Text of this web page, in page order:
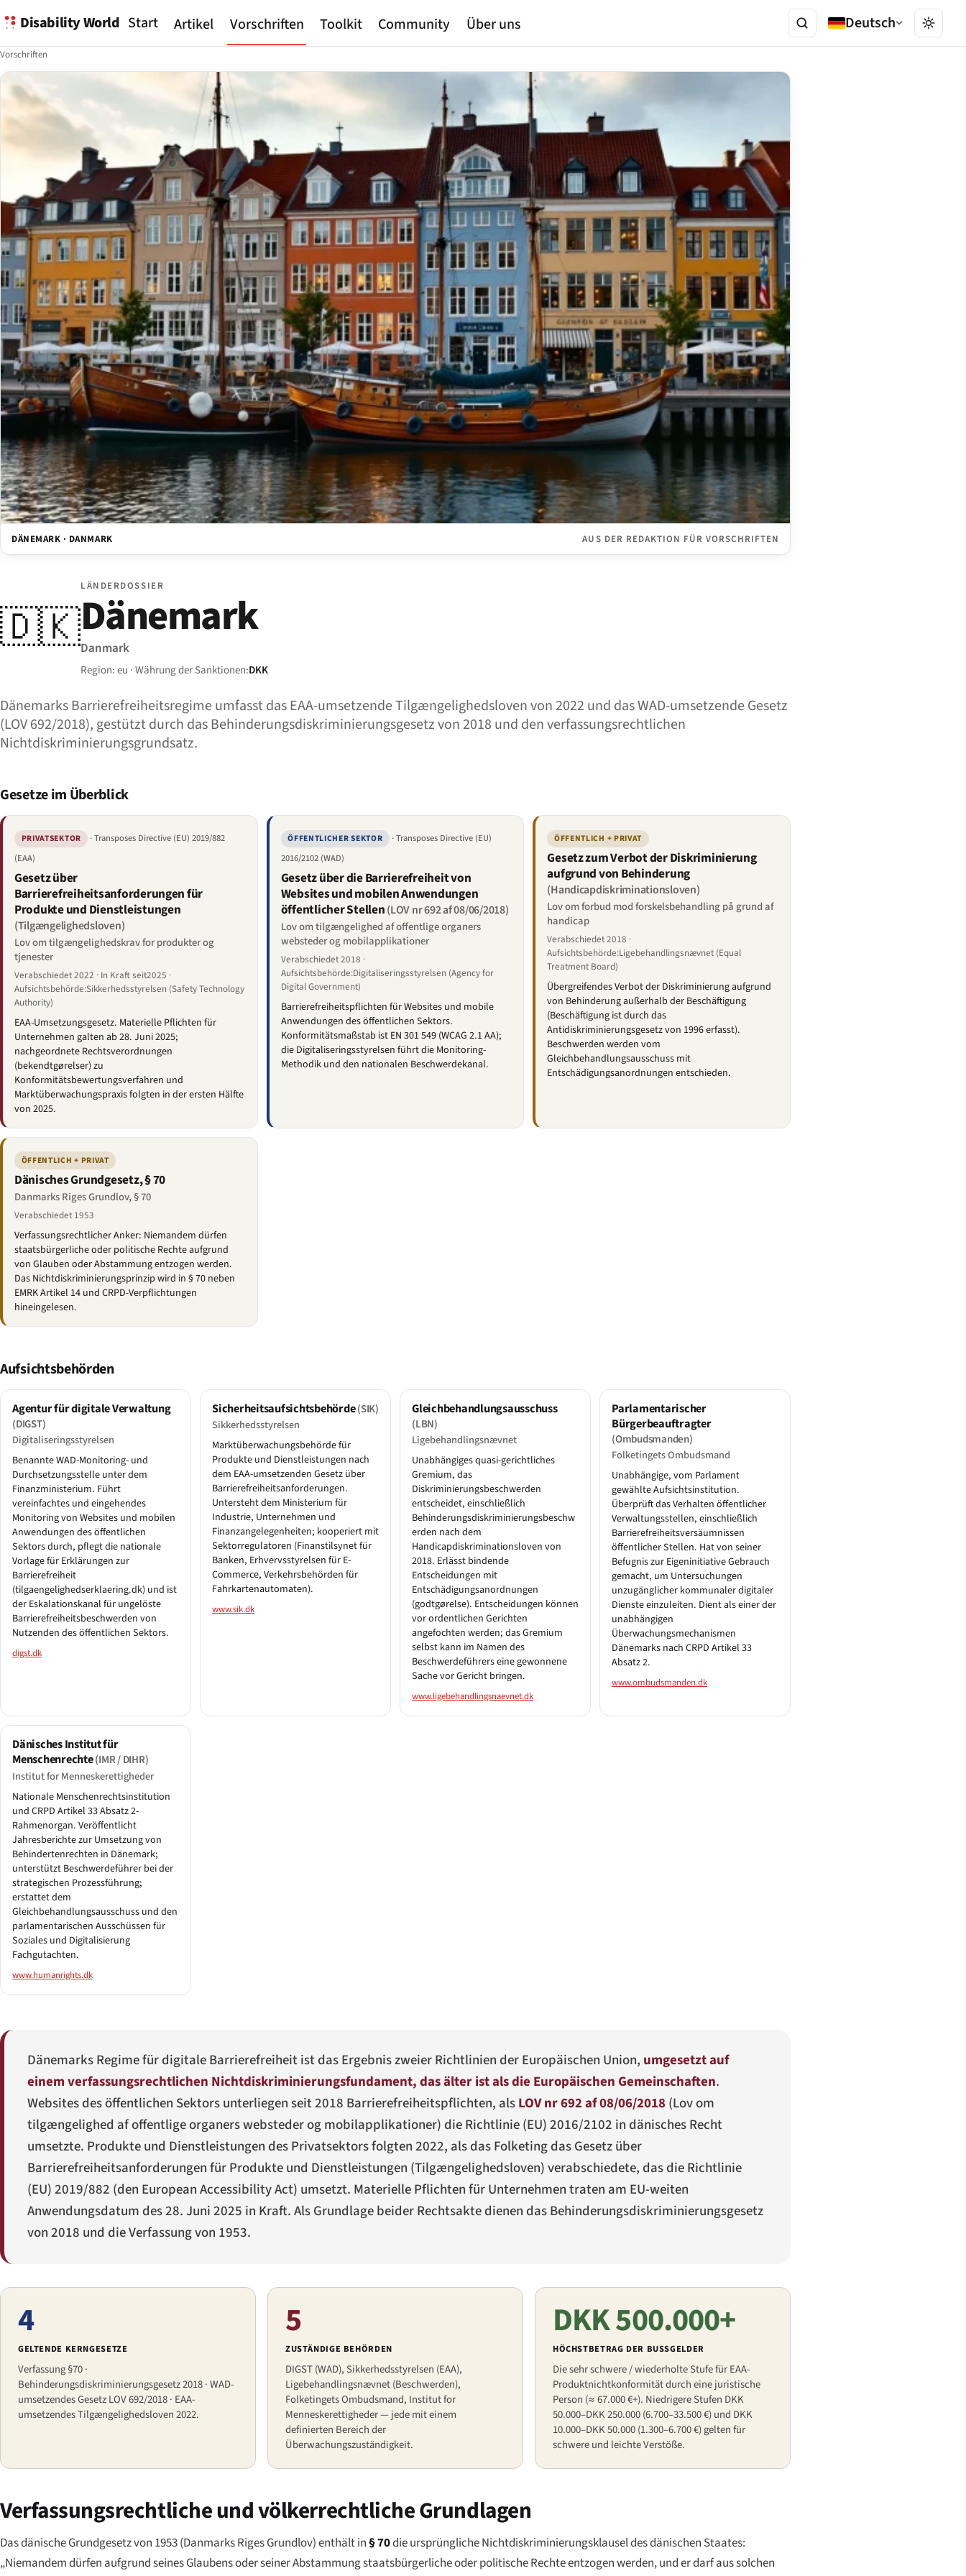
Disability World Start Artikel Vorschriften Toolkit Community Über uns Deutsch
Vorschriften
DÄNEMARK · DANMARK AUS DER REDAKTION FÜR VORSCHRIFTEN
🇩🇰
LÄNDERDOSSIER
Dänemark
Danmark
Region: eu · Währung der Sanktionen:DKK
Dänemarks Barrierefreiheitsregime umfasst das EAA-umsetzende Tilgængelighedsloven von 2022 und das WAD-umsetzende Gesetz
(LOV 692/2018), gestützt durch das Behinderungsdiskriminierungsgesetz von 2018 und den verfassungsrechtlichen
Nichtdiskriminierungsgrundsatz.
Gesetze im Überblick
PRIVATSEKTOR
· Transposes Directive (EU) 2019/882
(EAA)
Gesetz über
Barrierefreiheitsanforderungen für
Produkte und Dienstleistungen
(Tilgængelighedsloven)
Lov om tilgængelighedskrav for produkter og
tjenester
Verabschiedet 2022 · In Kraft seit2025 ·
Aufsichtsbehörde:Sikkerhedsstyrelsen (Safety Technology
Authority)
EAA-Umsetzungsgesetz. Materielle Pflichten für
Unternehmen galten ab 28. Juni 2025;
nachgeordnete Rechtsverordnungen
(bekendtgørelser) zu
Konformitätsbewertungsverfahren und
Marktüberwachungspraxis folgten in der ersten Hälfte
von 2025.
ÖFFENTLICHER SEKTOR
· Transposes Directive (EU)
2016/2102 (WAD)
Gesetz über die Barrierefreiheit von
Websites und mobilen Anwendungen
öffentlicher Stellen(LOV nr 692 af 08/06/2018)
Lov om tilgængelighed af offentlige organers
websteder og mobilapplikationer
Verabschiedet 2018 ·
Aufsichtsbehörde:Digitaliseringsstyrelsen (Agency for
Digital Government)
Barrierefreiheitspflichten für Websites und mobile
Anwendungen des öffentlichen Sektors.
Konformitätsmaßstab ist EN 301 549 (WCAG 2.1 AA);
die Digitaliseringsstyrelsen führt die Monitoring-
Methodik und den nationalen Beschwerdekanal.
ÖFFENTLICH + PRIVAT
Gesetz zum Verbot der Diskriminierung
aufgrund von Behinderung
(Handicapdiskriminationsloven)
Lov om forbud mod forskelsbehandling på grund af
handicap
Verabschiedet 2018 ·
Aufsichtsbehörde:Ligebehandlingsnævnet (Equal
Treatment Board)
Übergreifendes Verbot der Diskriminierung aufgrund
von Behinderung außerhalb der Beschäftigung
(Beschäftigung ist durch das
Antidiskriminierungsgesetz von 1996 erfasst).
Beschwerden werden vom
Gleichbehandlungsausschuss mit
Entschädigungsanordnungen entschieden.
ÖFFENTLICH + PRIVAT
Dänisches Grundgesetz, § 70
Danmarks Riges Grundlov, § 70
Verabschiedet 1953
Verfassungsrechtlicher Anker: Niemandem dürfen
staatsbürgerliche oder politische Rechte aufgrund
von Glauben oder Abstammung entzogen werden.
Das Nichtdiskriminierungsprinzip wird in § 70 neben
EMRK Artikel 14 und CRPD-Verpflichtungen
hineingelesen.
Aufsichtsbehörden
Agentur für digitale Verwaltung
(DIGST)
Digitaliseringsstyrelsen
Benannte WAD-Monitoring- und
Durchsetzungsstelle unter dem
Finanzministerium. Führt
vereinfachtes und eingehendes
Monitoring von Websites und mobilen
Anwendungen des öffentlichen
Sektors durch, pflegt die nationale
Vorlage für Erklärungen zur
Barrierefreiheit
(tilgaengelighedserklaering.dk) und ist
der Eskalationskanal für ungelöste
Barrierefreiheitsbeschwerden von
Nutzenden des öffentlichen Sektors.
digst.dk
Sicherheitsaufsichtsbehörde(SIK)
Sikkerhedsstyrelsen
Marktüberwachungsbehörde für
Produkte und Dienstleistungen nach
dem EAA-umsetzenden Gesetz über
Barrierefreiheitsanforderungen.
Untersteht dem Ministerium für
Industrie, Unternehmen und
Finanzangelegenheiten; kooperiert mit
Sektorregulatoren (Finanstilsynet für
Banken, Erhvervsstyrelsen für E-
Commerce, Verkehrsbehörden für
Fahrkartenautomaten).
www.sik.dk
Gleichbehandlungsausschuss
(LBN)
Ligebehandlingsnævnet
Unabhängiges quasi-gerichtliches
Gremium, das
Diskriminierungsbeschwerden
entscheidet, einschließlich
Behinderungsdiskriminierungsbeschw
erden nach dem
Handicapdiskriminationsloven von
2018. Erlässt bindende
Entscheidungen mit
Entschädigungsanordnungen
(godtgørelse). Entscheidungen können
vor ordentlichen Gerichten
angefochten werden; das Gremium
selbst kann im Namen des
Beschwerdeführers eine gewonnene
Sache vor Gericht bringen.
www.ligebehandlingsnaevnet.dk
Parlamentarischer
Bürgerbeauftragter
(Ombudsmanden)
Folketingets Ombudsmand
Unabhängige, vom Parlament
gewählte Aufsichtsinstitution.
Überprüft das Verhalten öffentlicher
Verwaltungsstellen, einschließlich
Barrierefreiheitsversäumnissen
öffentlicher Stellen. Hat von seiner
Befugnis zur Eigeninitiative Gebrauch
gemacht, um Untersuchungen
unzugänglicher kommunaler digitaler
Dienste einzuleiten. Dient als einer der
unabhängigen
Überwachungsmechanismen
Dänemarks nach CRPD Artikel 33
Absatz 2.
www.ombudsmanden.dk
Dänisches Institut für
Menschenrechte(IMR / DIHR)
Institut for Menneskerettigheder
Nationale Menschenrechtsinstitution
und CRPD Artikel 33 Absatz 2-
Rahmenorgan. Veröffentlicht
Jahresberichte zur Umsetzung von
Behindertenrechten in Dänemark;
unterstützt Beschwerdeführer bei der
strategischen Prozessführung;
erstattet dem
Gleichbehandlungsausschuss und den
parlamentarischen Ausschüssen für
Soziales und Digitalisierung
Fachgutachten.
www.humanrights.dk
Dänemarks Regime für digitale Barrierefreiheit ist das Ergebnis zweier Richtlinien der Europäischen Union, umgesetzt auf
einem verfassungsrechtlichen Nichtdiskriminierungsfundament, das älter ist als die Europäischen Gemeinschaften.
Websites des öffentlichen Sektors unterliegen seit 2018 Barrierefreiheitspflichten, alsLOV nr 692 af 08/06/2018(Lov om
tilgængelighed af offentlige organers websteder og mobilapplikationer) die Richtlinie (EU) 2016/2102 in dänisches Recht
umsetzte. Produkte und Dienstleistungen des Privatsektors folgten 2022, als das Folketing das Gesetz über
Barrierefreiheitsanforderungen für Produkte und Dienstleistungen (Tilgængelighedsloven) verabschiedete, das die Richtlinie
(EU) 2019/882 (den European Accessibility Act) umsetzt. Materielle Pflichten für Unternehmen traten am EU-weiten
Anwendungsdatum des 28. Juni 2025 in Kraft. Als Grundlage beider Rechtsakte dienen das Behinderungsdiskriminierungsgesetz
von 2018 und die Verfassung von 1953.
4
GELTENDE KERNGESETZE
Verfassung §70 ·
Behinderungsdiskriminierungsgesetz 2018 · WAD-
umsetzendes Gesetz LOV 692/2018 · EAA-
umsetzendes Tilgængelighedsloven 2022.
5
ZUSTÄNDIGE BEHÖRDEN
DIGST (WAD), Sikkerhedsstyrelsen (EAA),
Ligebehandlingsnævnet (Beschwerden),
Folketingets Ombudsmand, Institut for
Menneskerettigheder — jede mit einem
definierten Bereich der
Überwachungszuständigkeit.
DKK 500.000+
HÖCHSTBETRAG DER BUSSGELDER
Die sehr schwere / wiederholte Stufe für EAA-
Produktnichtkonformität durch eine juristische
Person (≈ 67.000 €+). Niedrigere Stufen DKK
50.000–DKK 250.000 (6.700–33.500 €) und DKK
10.000–DKK 50.000 (1.300–6.700 €) gelten für
schwere und leichte Verstöße.
Verfassungsrechtliche und völkerrechtliche Grundlagen
Das dänische Grundgesetz von 1953 (Danmarks Riges Grundlov) enthält in§ 70die ursprüngliche Nichtdiskriminierungsklausel des dänischen Staates:
„Niemandem dürfen aufgrund seines Glaubens oder seiner Abstammung staatsbürgerliche oder politische Rechte entzogen werden, und er darf aus solchen